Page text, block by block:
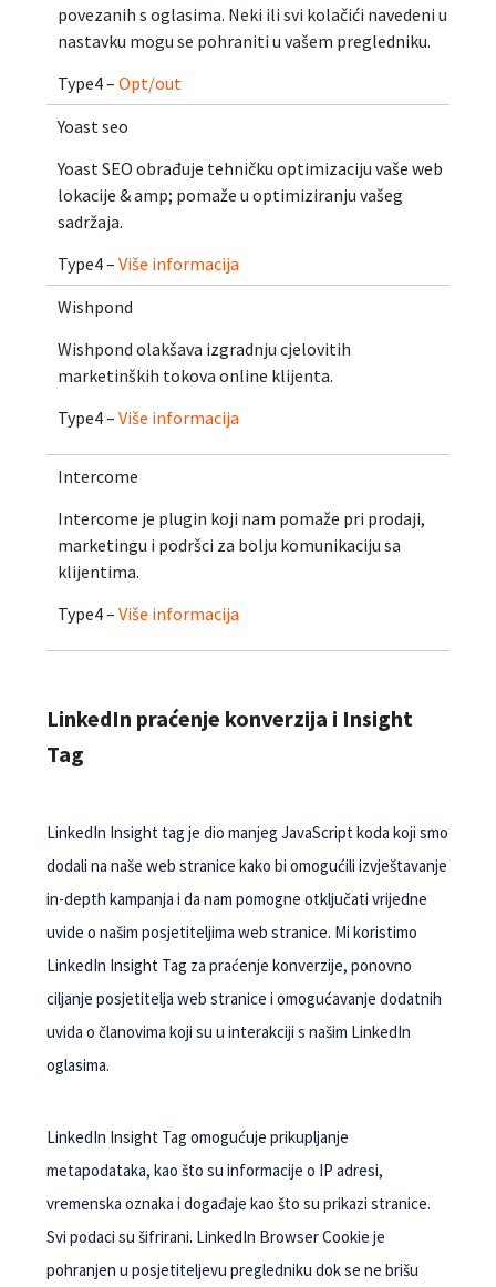
povezanih s oglasima. Neki ili svi kolačići navedeni u
nastavku mogu se pohraniti u vašem pregledniku.
Type4 – Opt/out
Yoast seo
Yoast SEO obrađuje tehničku optimizaciju vaše web
lokacije & amp; pomaže u optimiziranju vašeg
sadržaja.
Type4 – Više informacija
Wishpond
Wishpond olakšava izgradnju cjelovitih
marketinških tokova online klijenta.
Type4 – Više informacija
Intercome
Intercome je plugin koji nam pomaže pri prodaji,
marketingu i podršci za bolju komunikaciju sa
klijentima.
Type4 – Više informacija
LinkedIn praćenje konverzija i Insight
Tag
LinkedIn Insight tag je dio manjeg JavaScript koda koji smo
dodali na naše web stranice kako bi omogućili izvještavanje
in-depth kampanja i da nam pomogne otključati vrijedne
uvide o našim posjetiteljima web stranice. Mi koristimo
LinkedIn Insight Tag za praćenje konverzije, ponovno
ciljanje posjetitelja web stranice i omogućavanje dodatnih
uvida o članovima koji su u interakciji s našim LinkedIn
oglasima.
LinkedIn Insight Tag omogućuje prikupljanje
metapodataka, kao što su informacije o IP adresi,
vremenska oznaka i događaje kao što su prikazi stranice.
Svi podaci su šifrirani. LinkedIn Browser Cookie je
pohranjen u posjetiteljevu pregledniku dok se ne brišu